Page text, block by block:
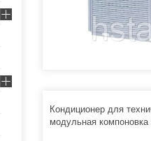
Кондиционер для
модульная компоновка